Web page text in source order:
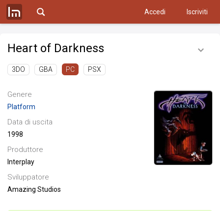
Accedi Iscriviti
Heart of Darkness
3DO GBA PC PSX
Genere
Platform
Data di uscita
1998
Produttore
Interplay
Sviluppatore
Amazing Studios